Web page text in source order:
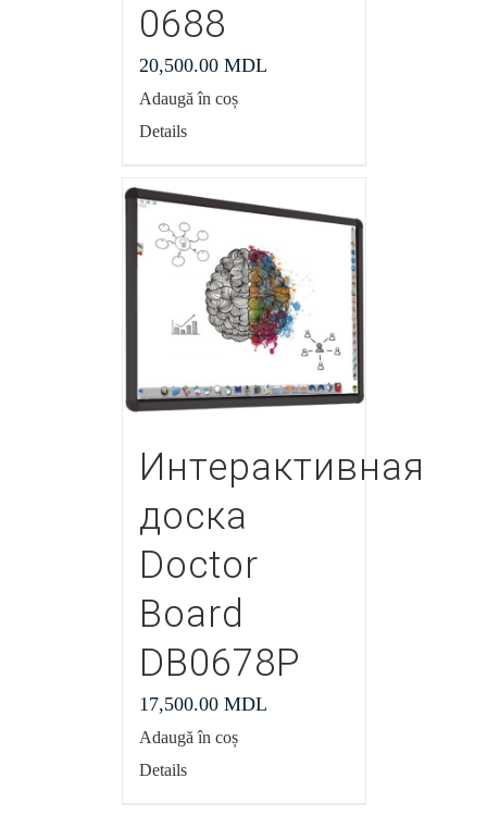
0688
20,500.00 MDL
Adaugă în coș
Details
Интерактивная
доска
Doctor
Board
DB0678P
17,500.00 MDL
Adaugă în coș
Details